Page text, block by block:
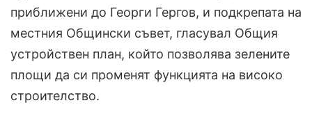
приближени до Георги Гергов, и подкрепата на
местния Общински съвет, гласувал Общия
устройствен план, който позволява зелените
площи да си променят функцията на високо
строителство.